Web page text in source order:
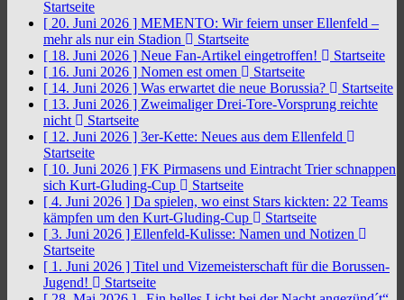
Startseite
[ 20. Juni 2026 ] MEMENTO: Wir feiern unser Ellenfeld –
mehr als nur ein Stadion
Startseite
[ 18. Juni 2026 ] Neue Fan-Artikel eingetroffen!
Startseite
[ 16. Juni 2026 ] Nomen est omen
Startseite
[ 14. Juni 2026 ] Was erwartet die neue Borussia?
Startseite
[ 13. Juni 2026 ] Zweimaliger Drei-Tore-Vorsprung reichte
nicht
Startseite
[ 12. Juni 2026 ] 3er-Kette: Neues aus dem Ellenfeld
Startseite
[ 10. Juni 2026 ] FK Pirmasens und Eintracht Trier schnappen
sich Kurt-Gluding-Cup
Startseite
[ 4. Juni 2026 ] Da spielen, wo einst Stars kickten: 22 Teams
kämpfen um den Kurt-Gluding-Cup
Startseite
[ 3. Juni 2026 ] Ellenfeld-Kulisse: Namen und Notizen
Startseite
[ 1. Juni 2026 ] Titel und Vizemeisterschaft für die Borussen-
Jugend!
Startseite